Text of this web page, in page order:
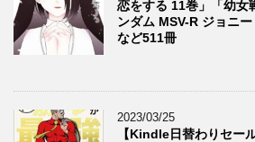
恋をする 11巻」「幼女
ンダム MSV-R ジョニ
など511冊
2023/03/25
【Kindle日替わりセー